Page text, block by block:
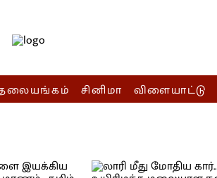
தலையங்கம் சினிமா விளையாட்டு